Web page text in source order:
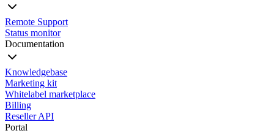
Remote Support
Status monitor
Documentation
Knowledgebase
Marketing kit
Whitelabel marketplace
Billing
Reseller API
Portal